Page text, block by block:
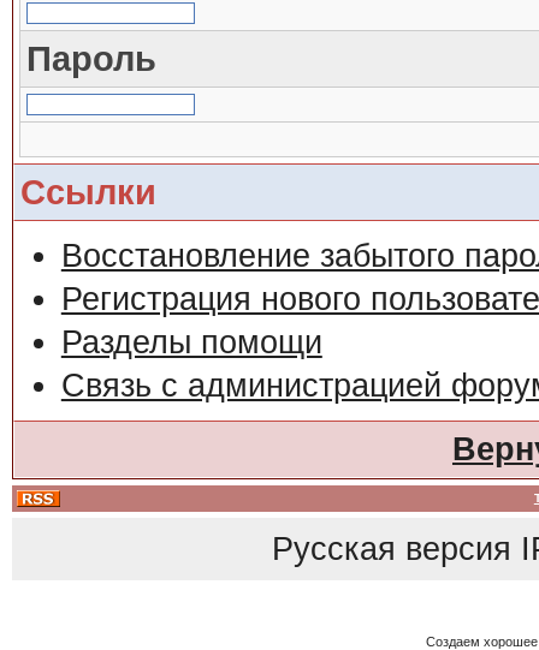
Пароль
Ссылки
Восстановление забытого
Регистрация нового
Разделы помощи
Связь с администрацией
Русская версия
Создаем